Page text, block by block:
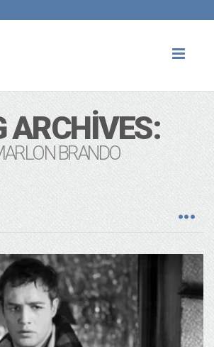
ARCHIVES:
BRANDO